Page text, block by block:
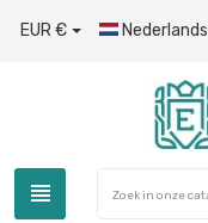
EUR € Nederlands
view_headline